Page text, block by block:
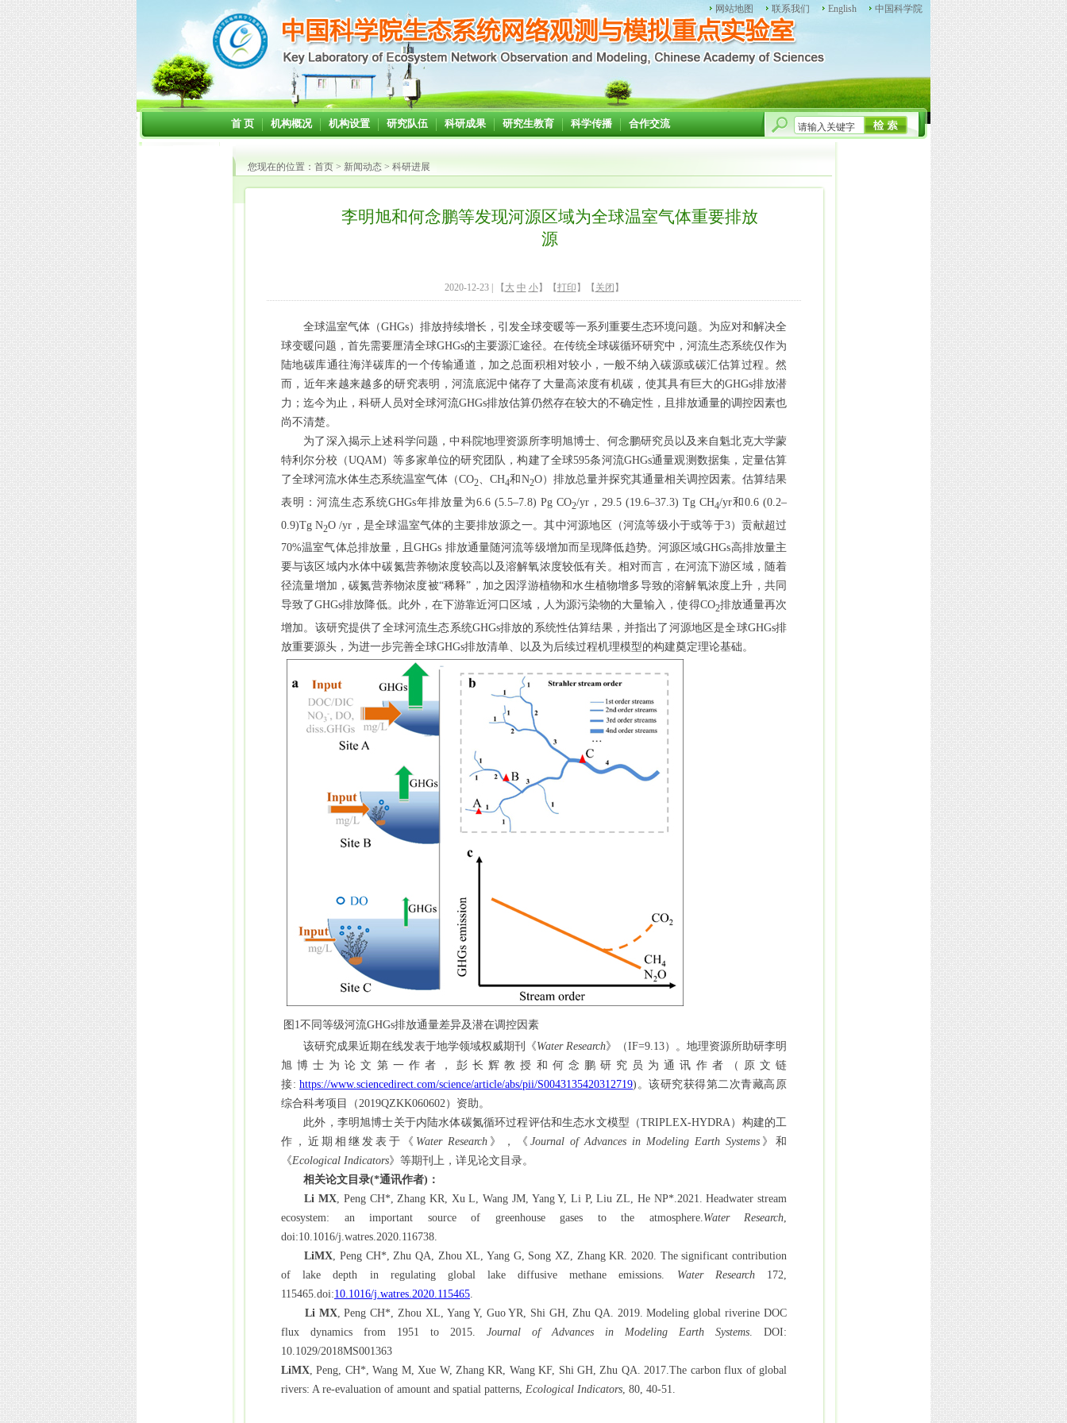
网站地图 联系我们 English 中国科学院
首 页 机构概况 机构设置 研究队伍 科研成果 研究生教育 科学传播 合作交流
您现在的位置： 首页 > 新闻动态 > 科研进展
李明旭和何念鹏等发现河源区域为全球温室气体重要排放
源
2020-12-23 | 【 大 中 小】【打印 】【 关闭 】
全球温室气体（GHGs）排放持续增长，引发全球变暖等一系列重要生态环境问题。为应对和解决全
球变暖问题，首先需要厘清全球GHGs的主要源汇途径。在传统全球碳循环研究中，河流生态系统仅作为
陆地碳库通往海洋碳库的一个传输通道，加之总面积相对较小，一般不纳入碳源或碳汇估算过程。然
而，近年来越来越多的研究表明，河流底泥中储存了大量高浓度有机碳，使其具有巨大的GHGs排放潜
力；迄今为止，科研人员对全球河流GHGs排放估算仍然存在较大的不确定性，且排放通量的调控因素也
尚不清楚。
为了深入揭示上述科学问题，中科院地理资源所李明旭博士、何念鹏研究员以及来自魁北克大学蒙
特利尔分校（UQAM）等多家单位的研究团队，构建了全球595条河流GHGs通量观测数据集， 定量估算
了全球河流水体生态系统温室气体（CO2、CH4和 N2O）排放总量并探究其通量相关调控因素。估算结果
表明：河流生态系统GHGs年排放量为6.6 (5.5–7.8) Pg CO2/yr ， 29.5 (19.6–37.3) Tg CH4/yr和 0.6 (0.2–
0.9)Tg N2O /yr ，是全球温室气体的主要排放源之一。其中河源地区（河流等级小于或等于3）贡献超过
70%温室气体总排放量，且GHGs 排放通量随河流等级增加而呈现降低趋势。河源区域GHGs高排放量主
要与该区域内水体中碳氮营养物浓度较高以及溶解氧浓度较低有关。相对而言，在河流下游区域，随着
径流量增加，碳氮营养物浓度被“稀释”，加之因浮游植物和水生植物增多导致的溶解氧浓度上升，共同
导致了GHGs排放降低。此外，在下游靠近河口区域，人为源污染物的大量输入，使得CO2排放通量再次
增加。该研究提供了全球河流生态系统GHGs排放的系统性估算结果，并指出了河源地区是全球GHGs排
放重要源头，为进一步完善全球GHGs排放清单、以及为后续过程机理模型的构建奠定理论基础。
图1不同等级河流GHGs排放通量差异及潜在调控因素
该研究成果近期在线发表于地学领域权威期刊《Water Research》 （IF=9.13） 。地理资源所助研李明
旭博士为论文第一作者，彭长辉教授和何念鹏研究员为通讯作者（ 原文链
接: https://www.sciencedirect.com/science/article/abs/pii/S0043135420312719) 。该研究获得第二次青藏高原
综合科考项目（2019QZKK060602）资助。
此外，李明旭博士关于内陆水体碳氮循环过程评估和生态水文模型（TRIPLEX-HYDRA）构建的工
作，近期相继发表于《 Water Research 》，《 Journal of Advances in Modeling Earth Systems 》和
《Ecological Indicators》等期刊上，详见论文目录。
相关论文目录(*通讯作者) ：
Li MX, Peng CH*, Zhang KR, Xu L, Wang JM, Yang Y, Li P, Liu ZL, He NP*.2021. Headwater stream
ecosystem: an important source of greenhouse gases to the atmosphere.Water Research,
doi:10.1016/j.watres.2020.116738.
LiMX, Peng CH*, Zhu QA, Zhou XL, Yang G, Song XZ, Zhang KR. 2020. The significant contribution
of lake depth in regulating global lake diffusive methane emissions.
Water Research
172,
115465.doi:10.1016/j.watres.2020.115465.
Li MX, Peng CH*, Zhou XL, Yang Y, Guo YR, Shi GH, Zhu QA. 2019. Modeling global riverine DOC
flux dynamics from 1951 to 2015.
Journal of Advances in Modeling Earth Systems. DOI:
10.1029/2018MS001363
LiMX, Peng, CH*, Wang M, Xue W, Zhang KR, Wang KF, Shi GH, Zhu QA. 2017.The carbon flux of global
rivers: A re-evaluation of amount and spatial patterns, Ecological Indicators, 80, 40-51.